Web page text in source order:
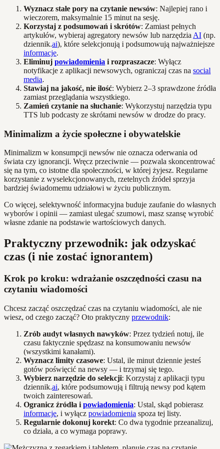
Wyznacz stałe pory na czytanie newsów: Najlepiej rano i
wieczorem, maksymalnie 15 minut na sesję.
Korzystaj z podsumowań i skrótów: Zamiast pełnych
artykułów, wybieraj agregatory newsów lub narzędzia AI (np.
dziennik.ai), które selekcjonują i podsumowują najważniejsze
informacje.
Eliminuj powiadomienia i rozpraszacze: Wyłącz
notyfikacje z aplikacji newsowych, ograniczaj czas na social
media.
Stawiaj na jakość, nie ilość: Wybierz 2–3 sprawdzone źródła
zamiast przeglądania wszystkiego.
Zamień czytanie na słuchanie: Wykorzystuj narzędzia typu
TTS lub podcasty ze skrótami newsów w drodze do pracy.
Minimalizm a życie społeczne i obywatelskie
Minimalizm w konsumpcji newsów nie oznacza oderwania od
świata czy ignorancji. Wręcz przeciwnie — pozwala skoncentrować
się na tym, co istotne dla społeczności, w której żyjesz. Regularne
korzystanie z wyselekcjonowanych, rzetelnych źródeł sprzyja
bardziej świadomemu udziałowi w życiu publicznym.
Co więcej, selektywność informacyjna buduje zaufanie do własnych
wyborów i opinii — zamiast ulegać szumowi, masz szansę wyrobić
własne zdanie na podstawie wartościowych danych.
Praktyczny przewodnik: jak odzyskać
czas (i nie zostać ignorantem)
Krok po kroku: wdrażanie oszczędności czasu na
czytaniu wiadomości
Chcesz zacząć oszczędzać czas na czytaniu wiadomości, ale nie
wiesz, od czego zacząć? Oto praktyczny przewodnik:
Zrób audyt własnych nawyków: Przez tydzień notuj, ile
czasu faktycznie spędzasz na konsumowaniu newsów
(wszystkimi kanałami).
Wyznacz limity czasowe: Ustal, ile minut dziennie jesteś
gotów poświęcić na newsy — i trzymaj się tego.
Wybierz narzędzie do selekcji: Korzystaj z aplikacji typu
dziennik.ai, które podsumowują i filtrują newsy pod kątem
twoich zainteresowań.
Ogranicz źródła i powiadomienia: Ustal, skąd pobierasz
informacje, i wyłącz powiadomienia spoza tej listy.
Regularnie dokonuj korekt: Co dwa tygodnie przeanalizuj,
co działa, a co wymaga poprawy.